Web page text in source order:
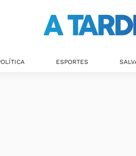
ESPORTES